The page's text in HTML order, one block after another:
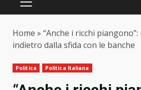
PRIMARY
Home » “Anche i ricchi
indietro dalla sfida con le banche
Politica Politica Italiana